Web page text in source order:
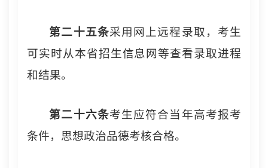
第二十五条采用网上远程录取，考生
可实时从本省招生信息网等查看录取进程
和结果。
第二十六条考生应符合当年高考报考
条件，思想政治品德考核合格。